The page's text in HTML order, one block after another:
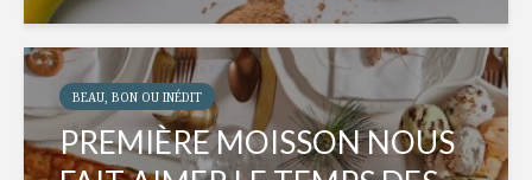
BEAU, BON OU INÉDIT
PREMIÈRE MOISSON NOUS